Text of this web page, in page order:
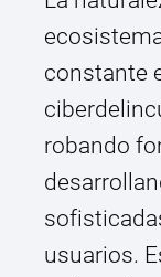
constante
robando
usuarios.